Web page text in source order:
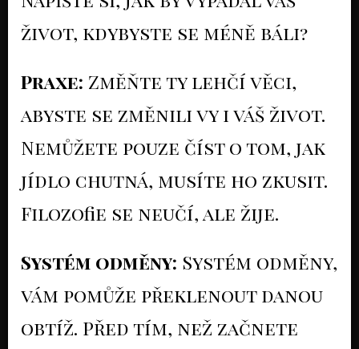
život, kdybyste se méně báli?
Praxe: Změňte ty lehčí věci,
abyste se změnili vy i váš život.
Nemůžete pouze číst o tom, jak
jídlo chutná, musíte ho zkusit.
Filozofie se neučí, ale žije.
Systém odměny: Systém odměny,
vám pomůže překlenout danou
obtíž. Před tím, než začnete